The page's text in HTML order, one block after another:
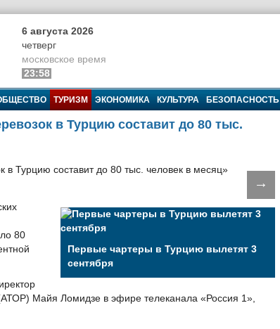
6 августа 2026
четверг
московское время
23:58
ТУРИЗМ ЭКОНОМИКА КУЛЬТУРА БЕЗОПАСНОСТЬ
в Турцию составит до 80 тыс.
→
Первые чартеры в Турцию вылетят 3
сентября
80
Майя Ломидзе в эфире телеканала «Россия 1»,